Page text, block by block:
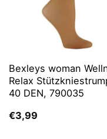
Bexleys woman
Relax
40 DEN, 790035
€3,99